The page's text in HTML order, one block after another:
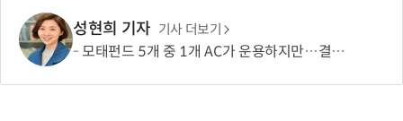
성현희 기자 기사 더보기
모태펀드 5개 중 1개 AC가 운용하지만…결성액 비중은 5.6%